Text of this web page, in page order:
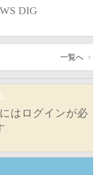
DIG
一覧へ
はログインが必